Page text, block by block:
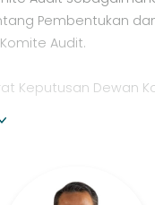
Pembentukan
Audit.
Keputusan Dewan